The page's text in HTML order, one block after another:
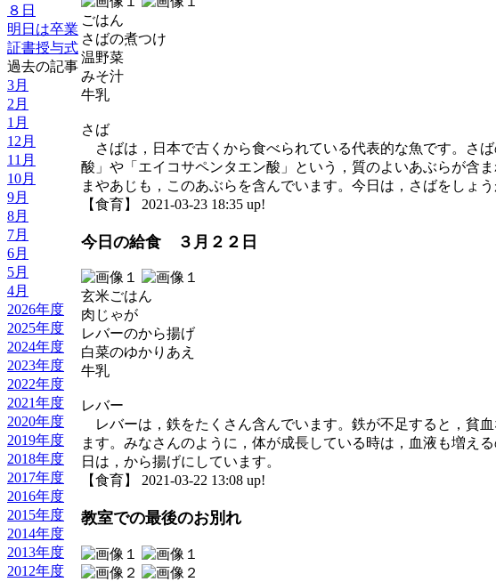
８日
明日は卒業
証書授与式
過去の記事
3月
2月
1月
12月
11月
10月
9月
8月
7月
6月
5月
4月
2026年度
2025年度
2024年度
2023年度
2022年度
2021年度
2020年度
2019年度
2018年度
2017年度
2016年度
2015年度
2014年度
2013年度
2012年度
ごはん
さばの煮つけ
温野菜
みそ汁
牛乳
さば
さばは，日本で古くから食べられている代表的な魚です。さ
酸」や「エイコサペンタエン酸」という，質のよいあぶらが含
まやあじも，このあぶらを含んでいます。今日は，さばをしょ
【食育】 2021-03-23 18:35 up!
今日の給食 ３月２２日
玄米ごはん
肉じゃが
レバーのから揚げ
白菜のゆかりあえ
牛乳
レバー
レバーは，鉄をたくさん含んでいます。鉄が不足すると，貧
ます。みなさんのように，体が成長している時は，血液も増え
日は，から揚げにしています。
【食育】 2021-03-22 13:08 up!
教室での最後のお別れ